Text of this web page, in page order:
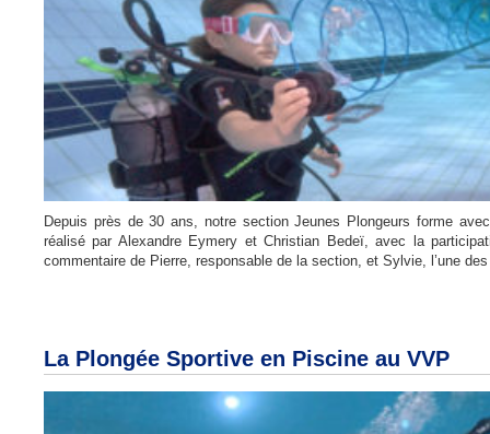
Depuis près de 30 ans, notre section Jeunes Plongeurs forme
réalisé par Alexandre Eymery et Christian Bedeï, avec la
commentaire de Pierre, responsable de la section, et Sylvie, l’une
La Plongée Sportive en Piscine au VVP